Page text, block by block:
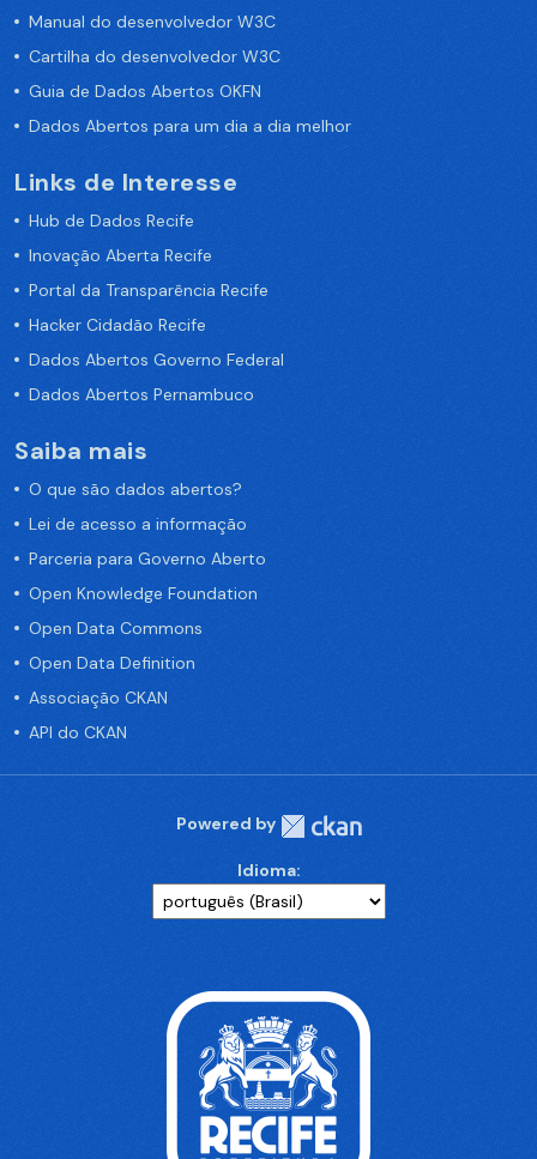
Manual do desenvolvedor W3C
Cartilha do desenvolvedor W3C
Guia de Dados Abertos OKFN
Dados Abertos para um dia a dia melhor
Links de Interesse
Hub de Dados Recife
Inovação Aberta Recife
Portal da Transparência Recife
Hacker Cidadão Recife
Dados Abertos Governo Federal
Dados Abertos Pernambuco
Saiba mais
O que são dados abertos?
Lei de acesso a informação
Parceria para Governo Aberto
Open Knowledge Foundation
Open Data Commons
Open Data Definition
Associação CKAN
API do CKAN
Powered by
Idioma